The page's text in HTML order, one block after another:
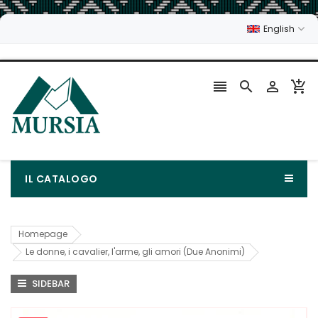
English
   
IL CATALOGO
Homepage
Le donne, i cavalier, l'arme, gli amori (Due Anonimi)
SIDEBAR